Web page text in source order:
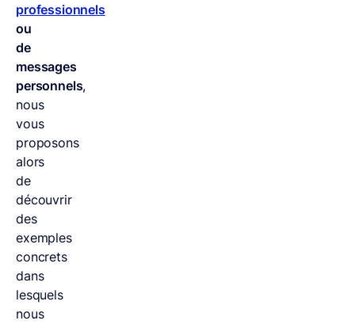
professionnels
ou
de
messages
personnels,
nous
vous
proposons
alors
de
découvrir
des
exemples
concrets
dans
lesquels
nous